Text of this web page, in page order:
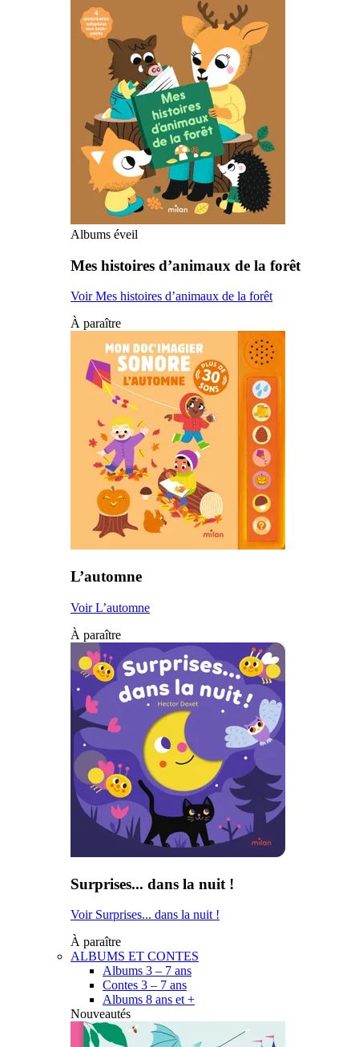
Albums éveil
Mes histoires d’animaux de la forêt
Voir Mes histoires d’animaux de la forêt
À paraître
L’automne
Voir L’automne
À paraître
Surprises... dans la nuit !
Voir Surprises... dans la nuit !
À paraître
ALBUMS ET CONTES
Albums 3 – 7 ans
Contes 3 – 7 ans
Albums 8 ans et +
Nouveautés